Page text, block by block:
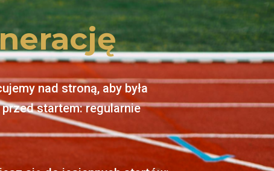
nad stroną, aby była
startem: regularnie